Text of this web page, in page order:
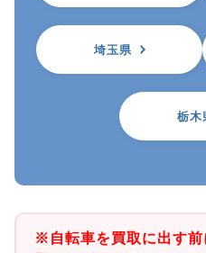
埼玉県
栃木
※自転車を買取に出す